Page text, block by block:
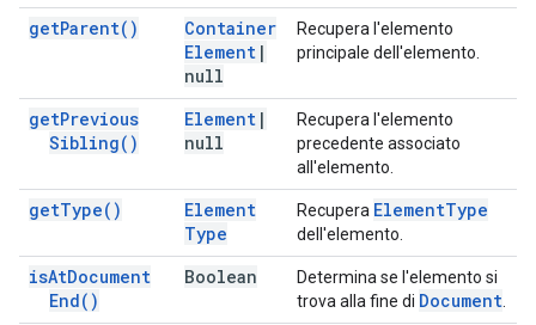
getParent( )
Container
Element |
null
Recupera l'elemento
principale dell'elemento.
getPrevious
Sibling( )
Element |
null
Recupera l'elemento
precedente associato
all'elemento.
getType( )
Element
Type
Recupera ElementType
dell'elemento.
isAtDocument
End( )
Boolean
Determina se l'elemento si
trova alla fine di Document